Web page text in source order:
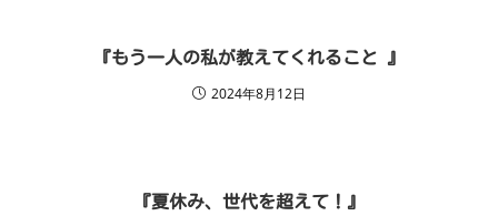
『もう一人の私が教えてくれること 』
2024年8月12日
『夏休み、世代を超えて！』